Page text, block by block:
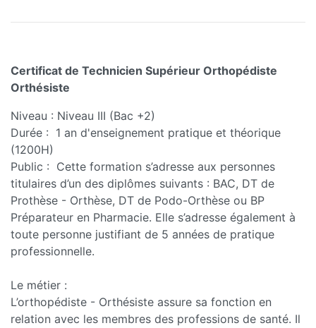
Certificat de Technicien Supérieur Orthopédiste
Orthésiste
Niveau : Niveau III (Bac +2)
Durée : 1 an d'enseignement pratique et théorique
(1200H)
Public : Cette formation s’adresse aux personnes
titulaires d’un des diplômes suivants : BAC, DT de
Prothèse - Orthèse, DT de Podo-Orthèse ou BP
Préparateur en Pharmacie. Elle s’adresse également à
toute personne justifiant de 5 années de pratique
professionnelle.
Le métier :
L’orthopédiste - Orthésiste assure sa fonction en
relation avec les membres des professions de santé. Il